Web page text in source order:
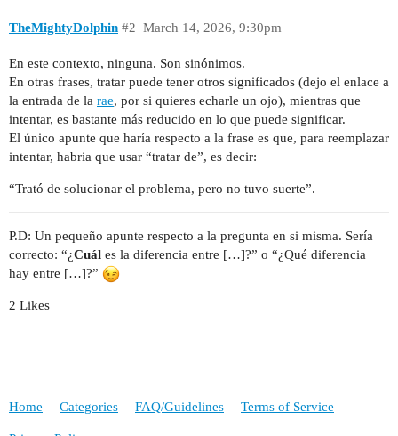
TheMightyDolphin March 14, 2026, 9:30pm
#2
En este contexto, ninguna. Son sinónimos.
En otras frases, tratar puede tener otros significados (dejo el enlace a
la entrada de la rae, por si quieres echarle un ojo), mientras que
intentar, es bastante más reducido en lo que puede significar.
El único apunte que haría respecto a la frase es que, para reemplazar
intentar, habria que usar “tratar de”, es decir:
“Trató de solucionar el problema, pero no tuvo suerte”.
P.D: Un pequeño apunte respecto a la pregunta en si misma. Sería
correcto: “¿Cuál es la diferencia entre […]?” o “¿Qué diferencia
hay entre […]?”
2 Likes
Home Categories FAQ/Guidelines Terms of Service